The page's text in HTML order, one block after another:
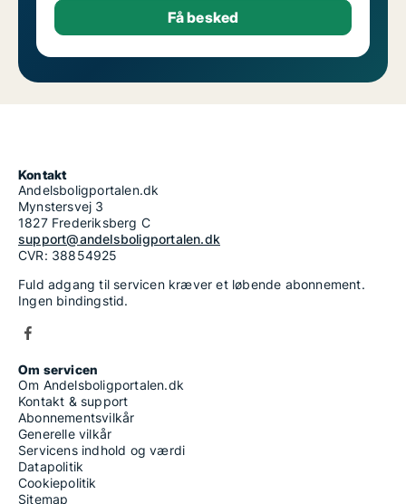
Kontakt
Andelsboligportalen.dk
Mynstersvej 3
1827 Frederiksberg C
support@andelsboligportalen.dk
CVR: 38854925
Fuld adgang til servicen kræver et løbende abonnement.
Ingen bindingstid.
Om servicen
Om Andelsboligportalen.dk
Kontakt & support
Abonnementsvilkår
Generelle vilkår
Servicens indhold og værdi
Datapolitik
Cookiepolitik
Sitemap